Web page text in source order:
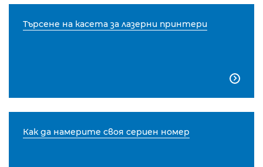
Търсене на касета за лазерни принтери

Как да намерите своя сериен номер